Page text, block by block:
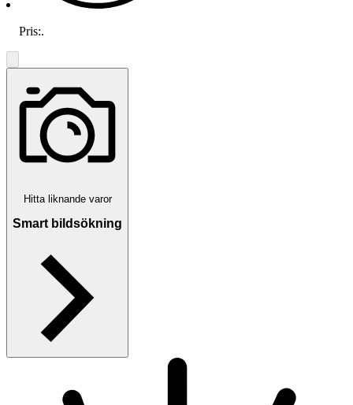
Pris:.
Hitta liknande varor
Smart bildsökning